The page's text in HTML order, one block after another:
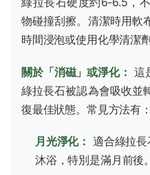
物碰撞刮擦。清潔時用軟
時間浸泡或使用化學清潔劑
關於「消磁」或淨化： 這
綠拉長石被認為會吸收並
復最佳狀態。常見方法有：
月光淨化： 適合綠拉
沐浴，特別是滿月前後。